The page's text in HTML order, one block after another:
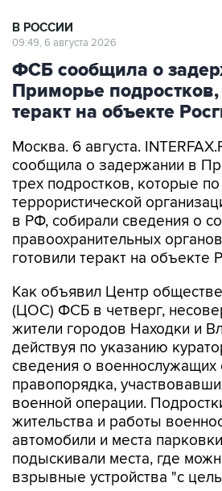
ФСБ сообщила о
Приморье подростков,
теракт на объекте
Москва. 6 августа.
трех подростков, которые
террористической
в РФ, собирали сведения о
правоохранительных
готовили теракт на объекте
Как объявил Центр
жители городов Находки и
действуя по указанию
сведения о военнослужащих
правопорядка,
военной операции.
жительства и работы
автомобили и места
подыскивали места, где
взрывные устройства "с
диверсионно-
одном из объектов